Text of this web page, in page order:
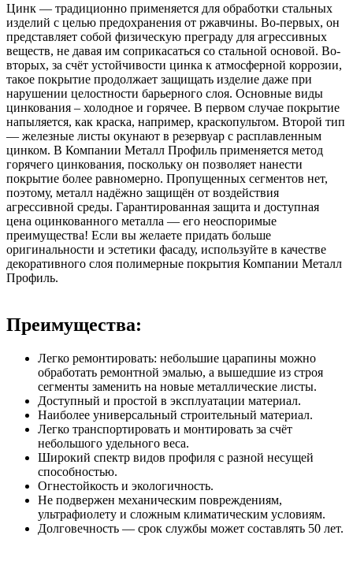
Цинк ― традиционно применяется для обработки стальных
изделий с целью предохранения от ржавчины. Во-первых, он
представляет собой физическую преграду для агрессивных
веществ, не давая им соприкасаться со стальной основой. Во-
вторых, за счёт устойчивости цинка к атмосферной коррозии,
такое покрытие продолжает защищать изделие даже при
нарушении целостности барьерного слоя. Основные виды
цинкования – холодное и горячее. В первом случае покрытие
напыляется, как краска, например, краскопультом. Второй тип
― железные листы окунают в резервуар с расплавленным
цинком. В Компании Металл Профиль применяется метод
горячего цинкования, поскольку он позволяет нанести
покрытие более равномерно. Пропущенных сегментов нет,
поэтому, металл надёжно защищён от воздействия
агрессивной среды. Гарантированная защита и доступная
цена оцинкованного металла ― его неоспоримые
преимущества! Если вы желаете придать больше
оригинальности и эстетики фасаду, используйте в качестве
декоративного слоя полимерные покрытия Компании Металл
Профиль.
Преимущества:
Легко ремонтировать: небольшие царапины можно
обработать ремонтной эмалью, а вышедшие из строя
сегменты заменить на новые металлические листы.
Доступный и простой в эксплуатации материал.
Наиболее универсальный строительный материал.
Легко транспортировать и монтировать за счёт
небольшого удельного веса.
Широкий спектр видов профиля с разной несущей
способностью.
Огнестойкость и экологичность.
Не подвержен механическим повреждениям,
ультрафиолету и сложным климатическим условиям.
Долговечность — срок службы может составлять 50 лет.